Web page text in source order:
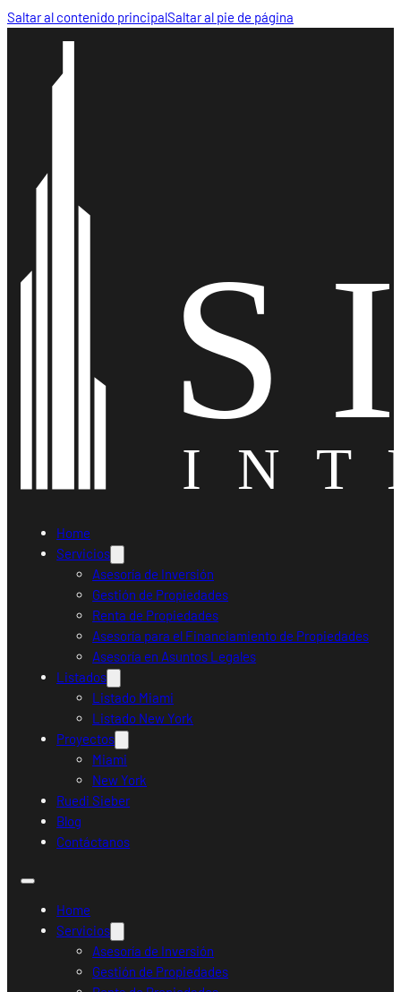
Saltar al contenido principalSaltar al pie de página
Home
Servicios
Asesoría de Inversión
Gestión de Propiedades
Renta de Propiedades
Asesoría para el Financiamiento de Propiedades
Asesoría en Asuntos Legales
Listados
Listado Miami
Listado New York
Proyectos
Miami
New York
Ruedi Sieber
Blog
Contáctanos
Home
Servicios
Asesoría de Inversión
Gestión de Propiedades